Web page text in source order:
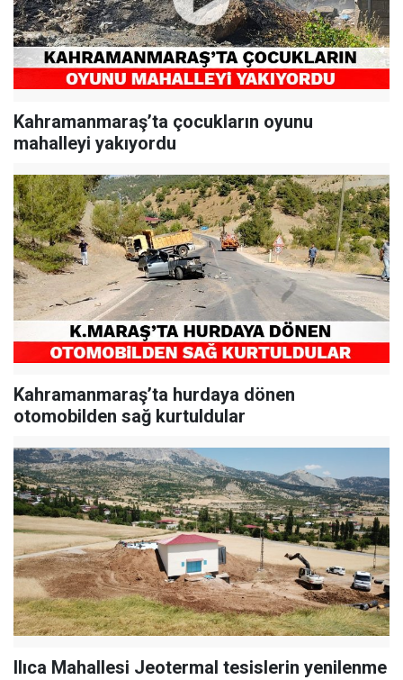
Kahramanmaraş’ta çocukların oyunu
mahalleyi yakıyordu
Kahramanmaraş’ta hurdaya dönen
otomobilden sağ kurtuldular
Ilıca Mahallesi Jeotermal tesislerin yenilenme